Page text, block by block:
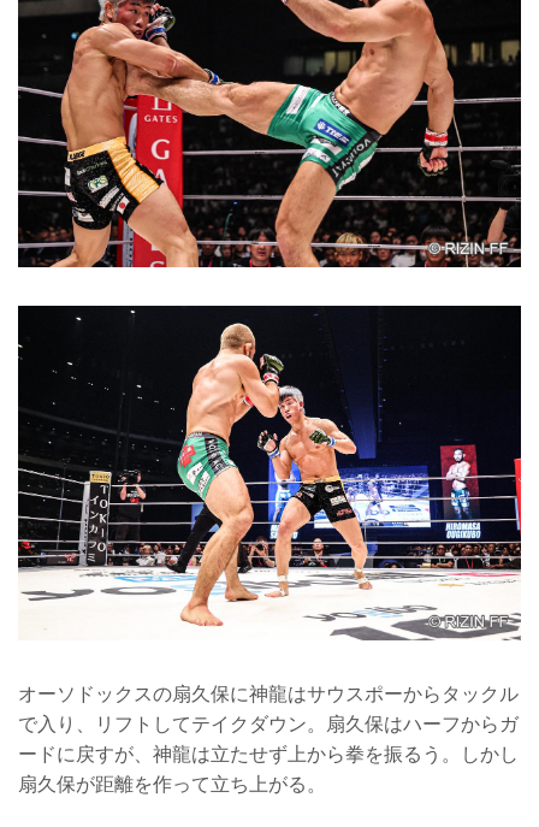
オーソドックスの扇久保に神龍はサウスポーからタックル
で入り、リフトしてテイクダウン。扇久保はハーフからガ
ードに戻すが、神龍は立たせず上から拳を振るう。しかし
扇久保が距離を作って立ち上がる。